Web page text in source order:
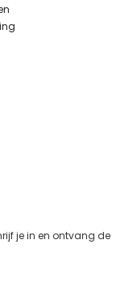
je in en ontvang de